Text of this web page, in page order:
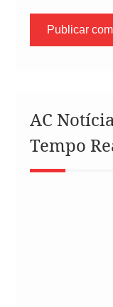
AC
Tempo